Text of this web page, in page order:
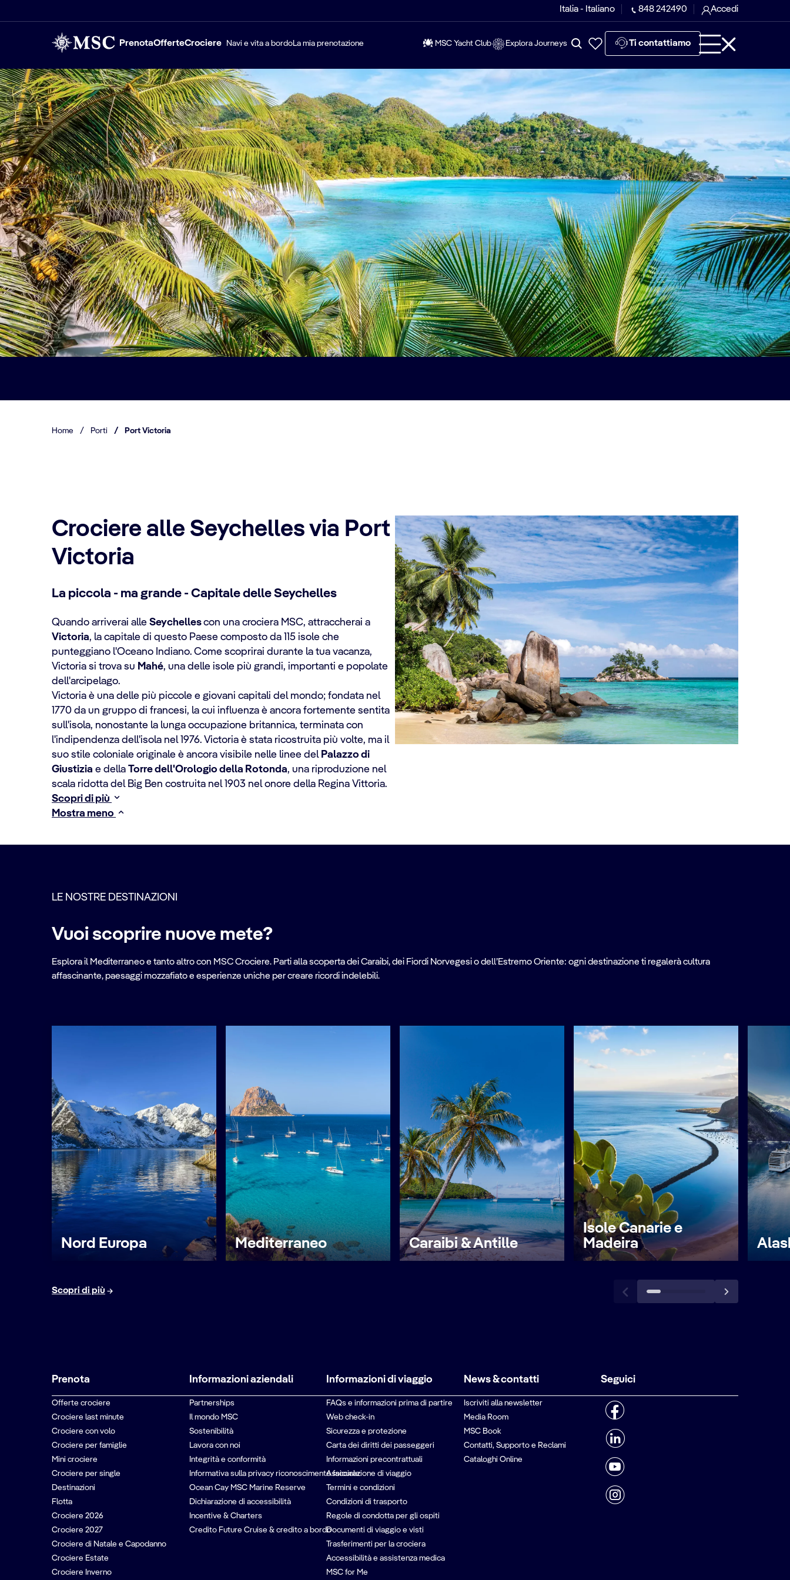
Italia - Italiano 848 242490 Accedi
PrenotaOfferteCrociere Navi e vita a bordoLa mia prenotazione MSC Yacht Club Explora Journeys Ti contattiamo
Home / Porti / Port Victoria
Crociere alle Seychelles via Port
Victoria
La piccola - ma grande - Capitale delle Seychelles
Quando arriverai alle Seychellescon una crociera MSC, attraccherai a
Victoria, la capitale di questo Paese composto da 115 isole che
punteggiano l'Oceano Indiano. Come scoprirai durante la tua vacanza,
Victoria si trova su Mahé, una delle isole più grandi, importanti e popolate
dell'arcipelago.
Victoria è una delle più piccole e giovani capitali del mondo; fondata nel
1770 da un gruppo di francesi, la cui influenza è ancora fortemente sentita
sull'isola, nonostante la lunga occupazione britannica, terminata con
l'indipendenza dell'isola nel 1976. Victoria è stata ricostruita più volte, ma il
suo stile coloniale originale è ancora visibile nelle linee del Palazzo di
Giustizia e della Torre dell'Orologio della Rotonda, una riproduzione nel
scala ridotta del Big Ben costruita nel 1903 nel onore della Regina Vittoria.
Scopri di più
Mostra meno
LE NOSTRE DESTINAZIONI
Vuoi scoprire nuove mete?
Esplora il Mediterraneo e tanto altro con MSC Crociere. Parti alla scoperta dei Caraibi, dei Fiordi Norvegesi o dell’Estremo Oriente: ogni destinazione ti regalerà cultura
affascinante, paesaggi mozzafiato e esperienze uniche per creare ricordi indelebili.
Nord Europa Mediterraneo Caraibi & Antille
Isole Canarie e
Madeira
Scopri di più
Prenota
Offerte crociere
Crociere last minute
Crociere con volo
Crociere per famiglie
Mini crociere
Crociere per single
Destinazioni
Flotta
Crociere 2026
Crociere 2027
Crociere di Natale e Capodanno
Crociere Estate
Crociere Inverno
Informazioni aziendali
Partnerships
Il mondo MSC
Sostenibilità
Lavora con noi
Integrità e conformità
Informativa sulla privacy riconoscimento facciale
Ocean Cay MSC Marine Reserve
Dichiarazione di accessibilità
Incentive & Charters
Credito Future Cruise & credito a bordo
Informazioni di viaggio
FAQs e informazioni prima di partire
Web check-in
Sicurezza e protezione
Carta dei diritti dei passeggeri
Informazioni precontrattuali
Assicurazione di viaggio
Termini e condizioni
Condizioni di trasporto
Regole di condotta per gli ospiti
Documenti di viaggio e visti
Trasferimenti per la crociera
Accessibilità e assistenza medica
MSC for Me
News & contatti
Iscriviti alla newsletter
Media Room
MSC Book
Contatti, Supporto e Reclami
Cataloghi Online
Seguici